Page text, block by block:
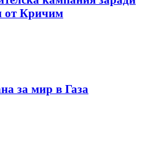
от Кричим
за мир в Газа